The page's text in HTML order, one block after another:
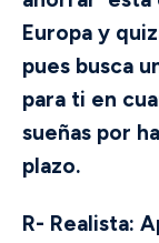
Europa y
pues busca
para ti en
sueñas por
plazo.
R- Realista: